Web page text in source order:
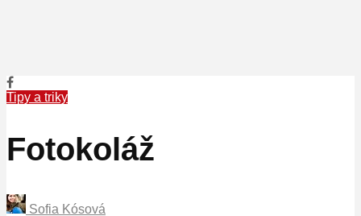
Tipy a triky
Fotokoláž
Sofia Kósová